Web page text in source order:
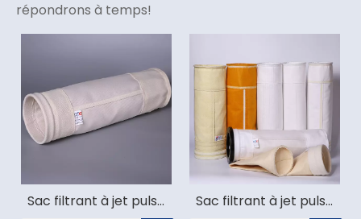
répondrons à temps!
Sac filtrant à jet pulsé
Sac filtrant à jet pulsé